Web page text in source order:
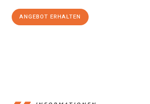
ANGEBOT ERHALTEN